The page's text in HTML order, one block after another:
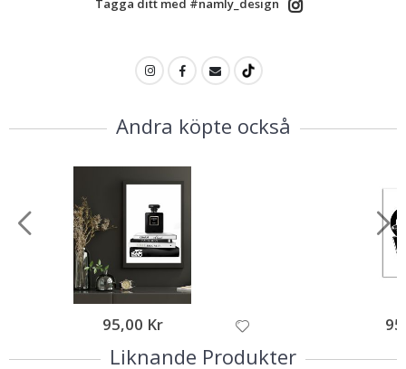
Tagga ditt med #namly_design
Andra köpte också
95,00 Kr
Liknande Produkter